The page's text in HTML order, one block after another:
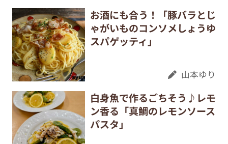
お酒にも合う！「豚バラとじ
ゃがいものコンソメしょうゆ
スパゲッティ」
山本ゆり
白身魚で作るごちそう♪レモ
ン香る「真鯛のレモンソース
パスタ」